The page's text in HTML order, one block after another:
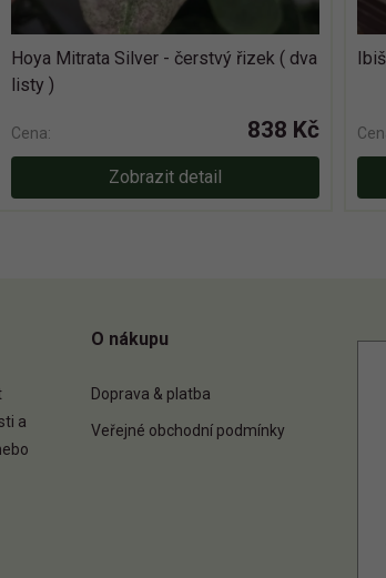
Hoya Mitrata Silver - čerstvý řizek ( dva
listy )
Cena: 838 Kč
Zobrazit detail
a
O nákupu
Doprava & platba
Veřejné obchodní podmínky